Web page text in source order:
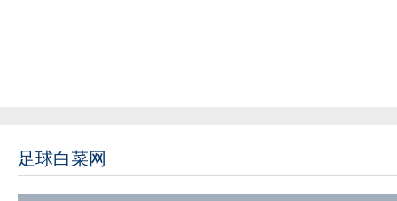
足球白菜网